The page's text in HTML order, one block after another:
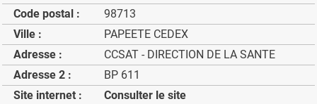
Code postal :
98713
Ville :
PAPEETE CEDEX
Adresse :
CCSAT - DIRECTION DE LA SANTE
Adresse 2 :
BP 611
Site internet :
Consulter le site